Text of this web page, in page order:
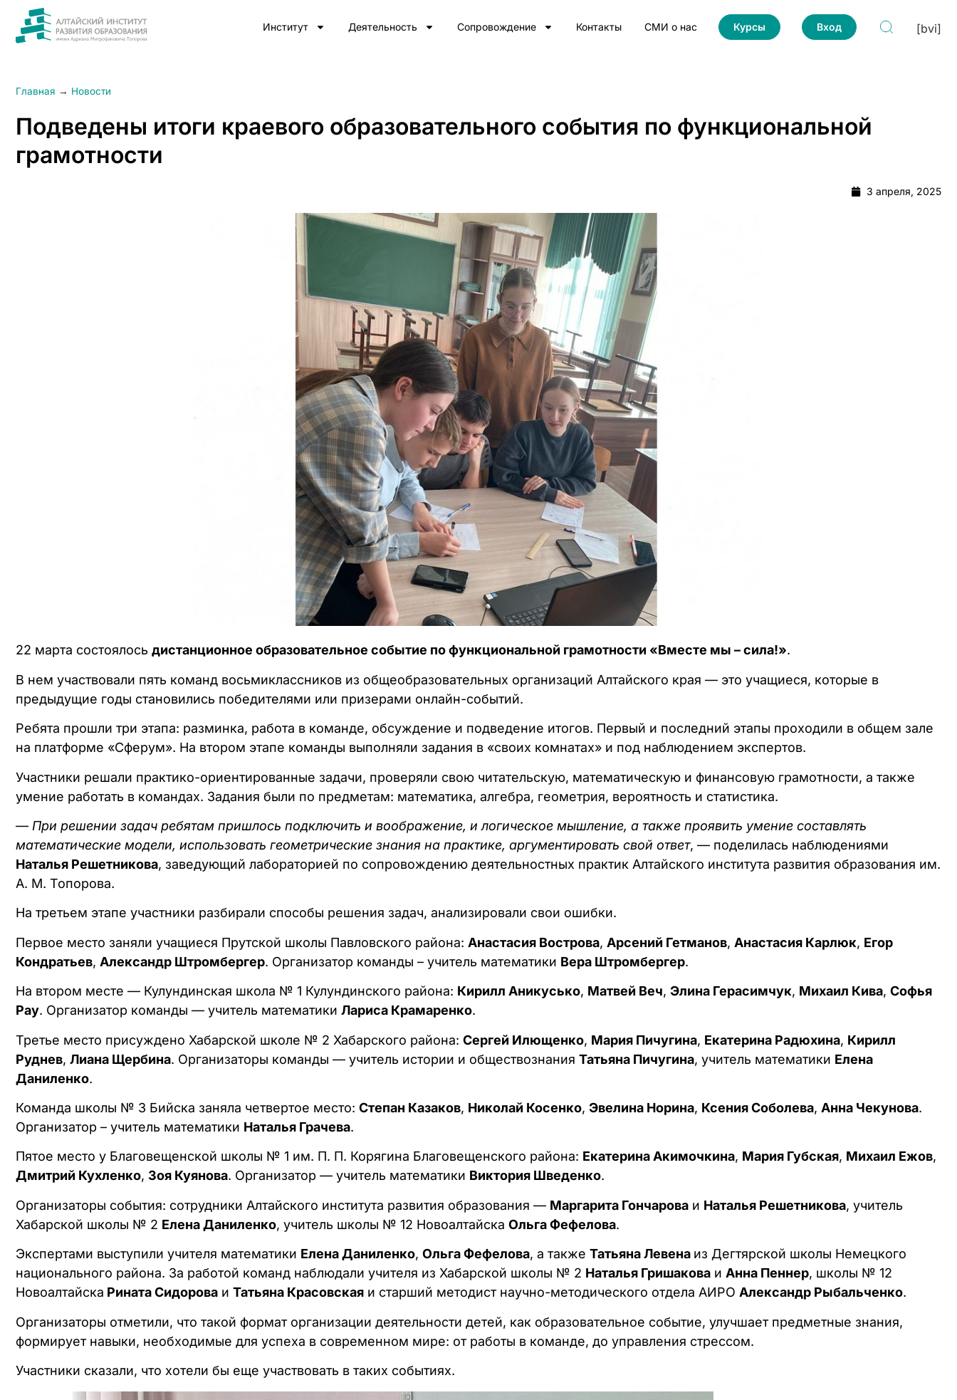
Институт Деятельность Сопровождение Контакты СМИ о нас Курсы Вход [bvi]
Главная → Новости
Подведены итоги краевого образовательного события по функциональной
грамотности
3 апреля, 2025
22 марта состоялось дистанционное образовательное событие по функциональной грамотности «Вместе мы – сила!».
В нем участвовали пять команд восьмиклассников из общеобразовательных организаций Алтайского края — это учащиеся, которые в
предыдущие годы становились победителями или призерами онлайн-событий.
Ребята прошли три этапа: разминка, работа в команде, обсуждение и подведение итогов. Первый и последний этапы проходили в общем зале
на платформе «Сферум». На втором этапе команды выполняли задания в «своих комнатах» и под наблюдением экспертов.
Участники решали практико-ориентированные задачи, проверяли свою читательскую, математическую и финансовую грамотности, а также
умение работать в командах. Задания были по предметам: математика, алгебра, геометрия, вероятность и статистика.
— При решении задач ребятам пришлось подключить и воображение, и логическое мышление, а также проявить умение составлять
математические модели, использовать геометрические знания на практике, аргументировать свой ответ, — поделилась наблюдениями
Наталья Решетникова, заведующий лабораторией по сопровождению деятельностных практик Алтайского института развития образования им.
А. М. Топорова.
На третьем этапе участники разбирали способы решения задач, анализировали свои ошибки.
Первое место заняли учащиеся Прутской школы Павловского района: Анастасия Вострова, Арсений Гетманов, Анастасия Карлюк, Егор
Кондратьев, Александр Штромбергер. Организатор команды – учитель математики Вера Штромбергер.
На втором месте — Кулундинская школа № 1 Кулундинского района: Кирилл Аникусько, Матвей Веч, Элина Герасимчук, Михаил Кива, Софья
Рау. Организатор команды — учитель математики Лариса Крамаренко.
Третье место присуждено Хабарской школе № 2 Хабарского района: Сергей Илющенко, Мария Пичугина, Екатерина Радюхина, Кирилл
Руднев, Лиана Щербина. Организаторы команды — учитель истории и обществознания Татьяна Пичугина, учитель математики Елена
Даниленко.
Команда школы № 3 Бийска заняла четвертое место: Степан Казаков, Николай Косенко, Эвелина Норина, Ксения Соболева, Анна Чекунова.
Организатор – учитель математики Наталья Грачева.
Пятое место у Благовещенской школы № 1 им. П. П. Корягина Благовещенского района: Екатерина Акимочкина, Мария Губская, Михаил Ежов,
Дмитрий Кухленко, Зоя Куянова. Организатор — учитель математики Виктория Шведенко.
Организаторы события: сотрудники Алтайского института развития образования — Маргарита Гончарова и Наталья Решетникова, учитель
Хабарской школы № 2 Елена Даниленко, учитель школы № 12 Новоалтайска Ольга Фефелова.
Экспертами выступили учителя математики Елена Даниленко, Ольга Фефелова, а также Татьяна Левена из Дегтярской школы Немецкого
национального района. За работой команд наблюдали учителя из Хабарской школы № 2 Наталья Гришакова и Анна Пеннер, школы № 12
Новоалтайска Рината Сидорова и Татьяна Красовская и старший методист научно-методического отдела АИРО Александр Рыбальченко.
Организаторы отметили, что такой формат организации деятельности детей, как образовательное событие, улучшает предметные знания,
формирует навыки, необходимые для успеха в современном мире: от работы в команде, до управления стрессом.
Участники сказали, что хотели бы еще участвовать в таких событиях.